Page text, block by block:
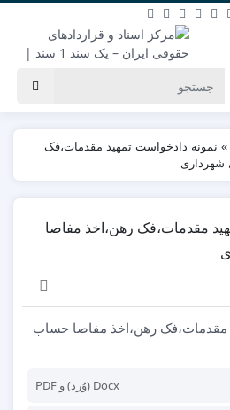
» نمونه دادخواست تمهید مقدمات،فک
شهرداری
مقدمات،فک رهن،اخذ مفاصا
Docx (وُرد) و PDF